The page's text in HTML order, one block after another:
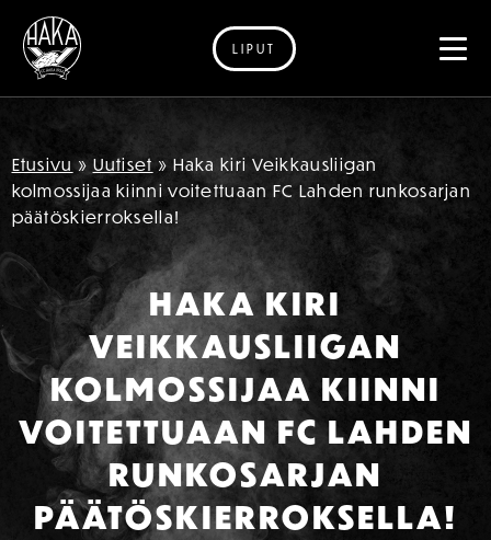
Siirry sisältöön
LIPUT
Etusivu » Uutiset » Haka kiri Veikkausliigan
kolmossijaa kiinni voitettuaan FC Lahden runkosarjan
päätöskierroksella!
HAKA KIRI
VEIKKAUSLIIGAN
KOLMOSSIJAA KIINNI
VOITETTUAAN FC LAHDEN
RUNKOSARJAN
PÄÄTÖSKIERROKSELLA!